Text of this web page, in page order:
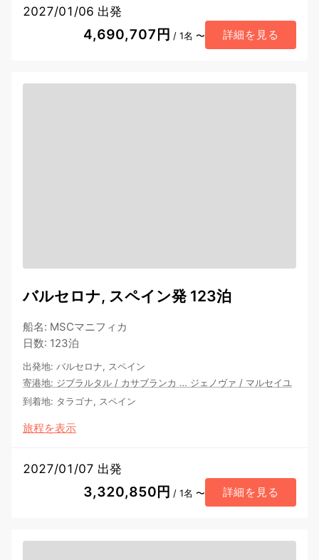
2027/01/06 出発
4,690,707円 / 1名 〜 詳細を見る
バルセロナ, スペイン発 123泊
船名: MSCマニフィカ
日数: 123泊
出発地: バルセロナ, スペイン
寄港地: ジブラルタル / カサブランカ … ジェノヴァ / マルセイユ
到着地: タラゴナ, スペイン
旅程を表示
2027/01/07 出発
3,320,850円 / 1名 〜 詳細を見る